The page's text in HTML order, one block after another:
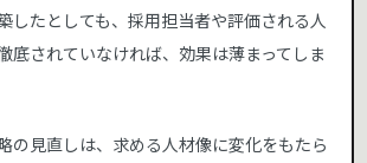
したとしても、採用担当者や評価される人
底されていなければ、効果は薄まってしま
の見直しは、求める人材像に変化をもたら